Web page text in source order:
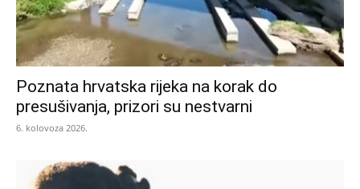
Poznata hrvatska rijeka na korak do
presušivanja, prizori su nestvarni
6. kolovoza 2026.